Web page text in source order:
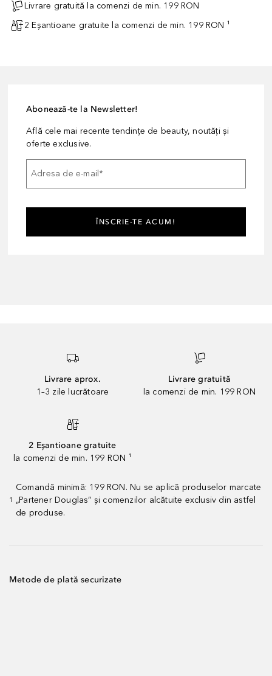
Livrare gratuită la comenzi de min. 199 RON
2 Eșantioane gratuite la comenzi de min. 199 RON ¹
Abonează-te la Newsletter!
Află cele mai recente tendințe de beauty, noutăți și
oferte exclusive.
Adresa de e-mail*
ÎNSCRIE-TE ACUM!
Livrare aprox.
1–3 zile lucrătoare
Livrare gratuită
la comenzi de min. 199 RON
2 Eșantioane gratuite
la comenzi de min. 199 RON ¹
1
Comandă minimă: 199 RON. Nu se aplică produselor marcate
„Partener Douglas” și comenzilor alcătuite exclusiv din astfel
de produse.
Metode de plată securizate